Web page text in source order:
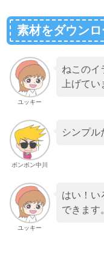
素材をダウン
ユッキー
ねこのイ
上げてい
ボンボン中川
シンプル
ユッキー
はい！い
できます